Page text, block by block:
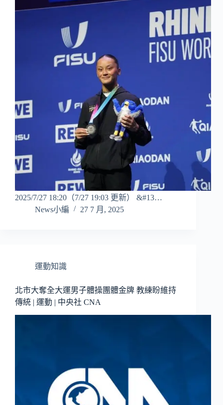
2025/7/27 18:20（7/27 19:03 更新） &#13…
News小編
27 7 月, 2025
運動知識
北市大奪全大運男子體操團體金牌 教練盼維持
傳統 | 運動 | 中央社 CNA